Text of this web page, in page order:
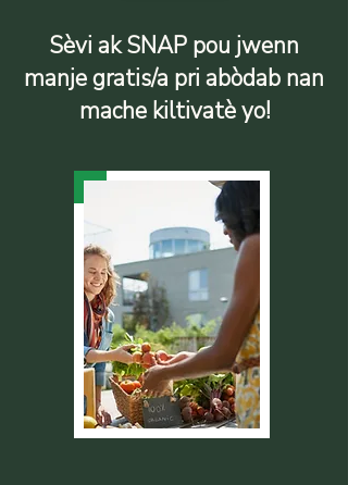
Sèvi ak SNAP pou jwenn
manje gratis/a pri abòdab nan
mache kiltivatè yo!